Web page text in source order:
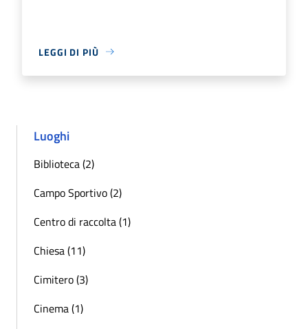
LEGGI DI PIÙ
Luoghi
Biblioteca (2)
Campo Sportivo (2)
Centro di raccolta (1)
Chiesa (11)
Cimitero (3)
Cinema (1)